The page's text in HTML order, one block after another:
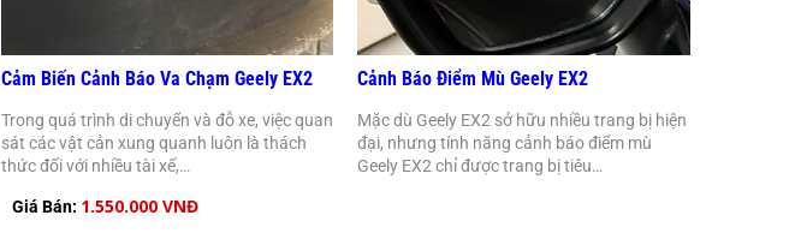
Cảm Biến Cảnh Báo Va Chạm Geely EX2
Trong quá trình di chuyển và đỗ xe, việc quan
sát các vật cản xung quanh luôn là thách
thức đối với nhiều tài xế,…
Giá Bán: 1.550.000 VNĐ
Cảnh Báo Điểm Mù Geely EX2
Mặc dù Geely EX2 sở hữu nhiều trang bị hiện
đại, nhưng tính năng cảnh báo điểm mù
Geely EX2 chỉ được trang bị tiêu…